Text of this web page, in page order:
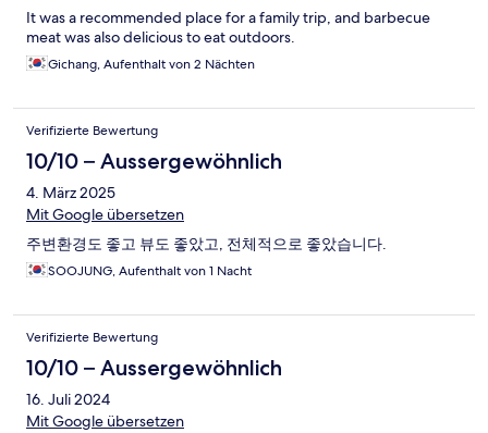
It was a recommended place for a family trip, and barbecue
meat was also delicious to eat outdoors.
Gichang, Aufenthalt von 2 Nächten
Verifizierte Bewertung
10/10 – Aussergewöhnlich
4. März 2025
Mit Google übersetzen
주변환경도 좋고 뷰도 좋았고, 전체적으로 좋았습니다.
SOOJUNG, Aufenthalt von 1 Nacht
Verifizierte Bewertung
10/10 – Aussergewöhnlich
16. Juli 2024
Mit Google übersetzen